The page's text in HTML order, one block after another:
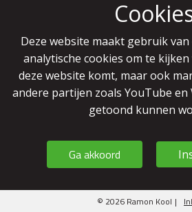
Deze website maakt gebruik
analytische cookies om te
deze website komt, maar ook
andere partijen zoals YouTube en
getoond kunnen
Ga akkoord
© 2026 Ramon Kool |